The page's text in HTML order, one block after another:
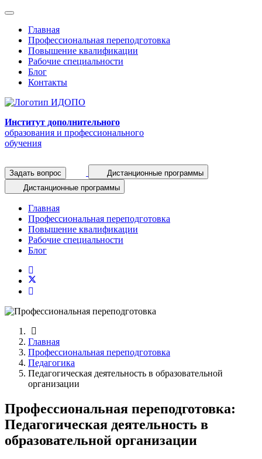
Главная
Профессиональная переподготовка
Повышение квалификации
Рабочие специальности
Блог
Контакты
Институт дополнительного
образования и профессионального
обучения
Задать вопрос
Дистанционные программы
Дистанционные программы
Главная
Профессиональная переподготовка
Повышение квалификации
Рабочие специальности
Блог
Главная
Профессиональная переподготовка
Педагогика
Педагогическая деятельность в образовательной
организации
Профессиональная переподготовка:
Педагогическая деятельность в
образовательной организации